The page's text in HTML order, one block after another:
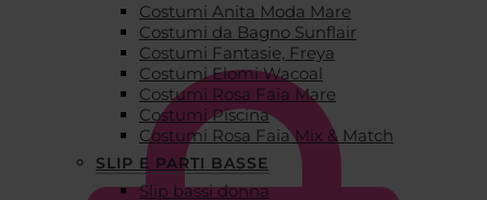
Costumi Anita Moda Mare
Costumi da Bagno Sunflair
Costumi Fantasie, Freya
Costumi Elomi Wacoal
Costumi Rosa Faia Mare
Costumi Piscina
Costumi Rosa Faia Mix & Match
SLIP E PARTI BASSE
Slip bassi donna